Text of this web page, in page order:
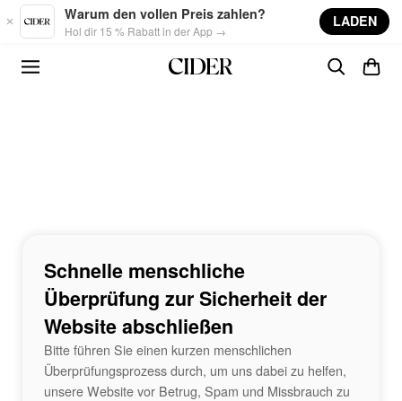
Skip to main content
Warum den vollen Preis zahlen?
Hol dir 15 % Rabatt in der App →
LADEN
Schnelle menschliche
Überprüfung zur Sicherheit der
Website abschließen
Bitte führen Sie einen kurzen menschlichen
Überprüfungsprozess durch, um uns dabei zu helfen,
unsere Website vor Betrug, Spam und Missbrauch zu